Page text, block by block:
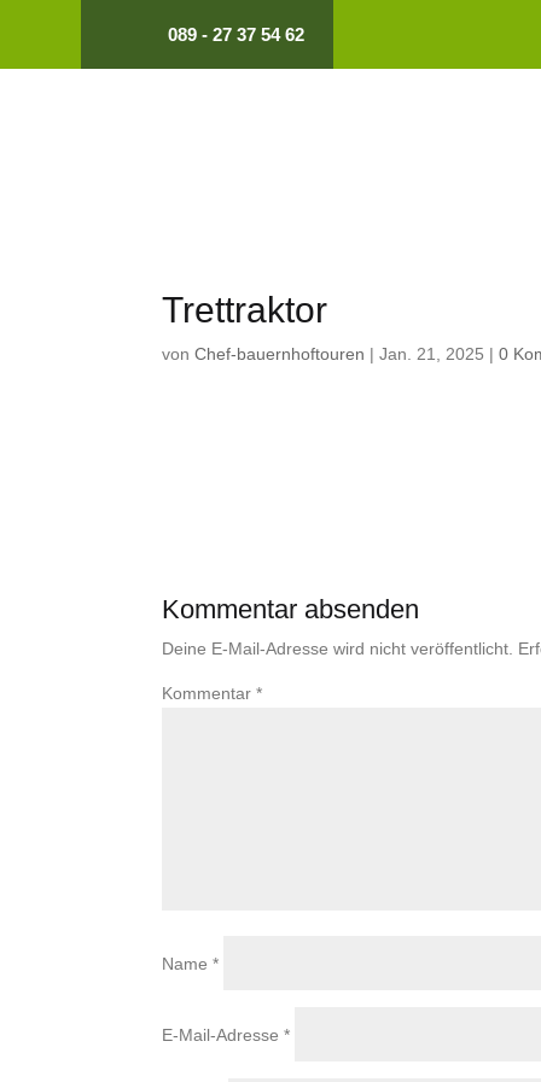
089 - 27 37 54 62
Trettraktor
vonChef-bauernhoftouren |Jan. 21, 2025 |0
Kommentar absenden
Deine E-Mail-Adresse wird nicht veröffentlicht.
Kommentar*
Name*
E-Mail-Adresse*